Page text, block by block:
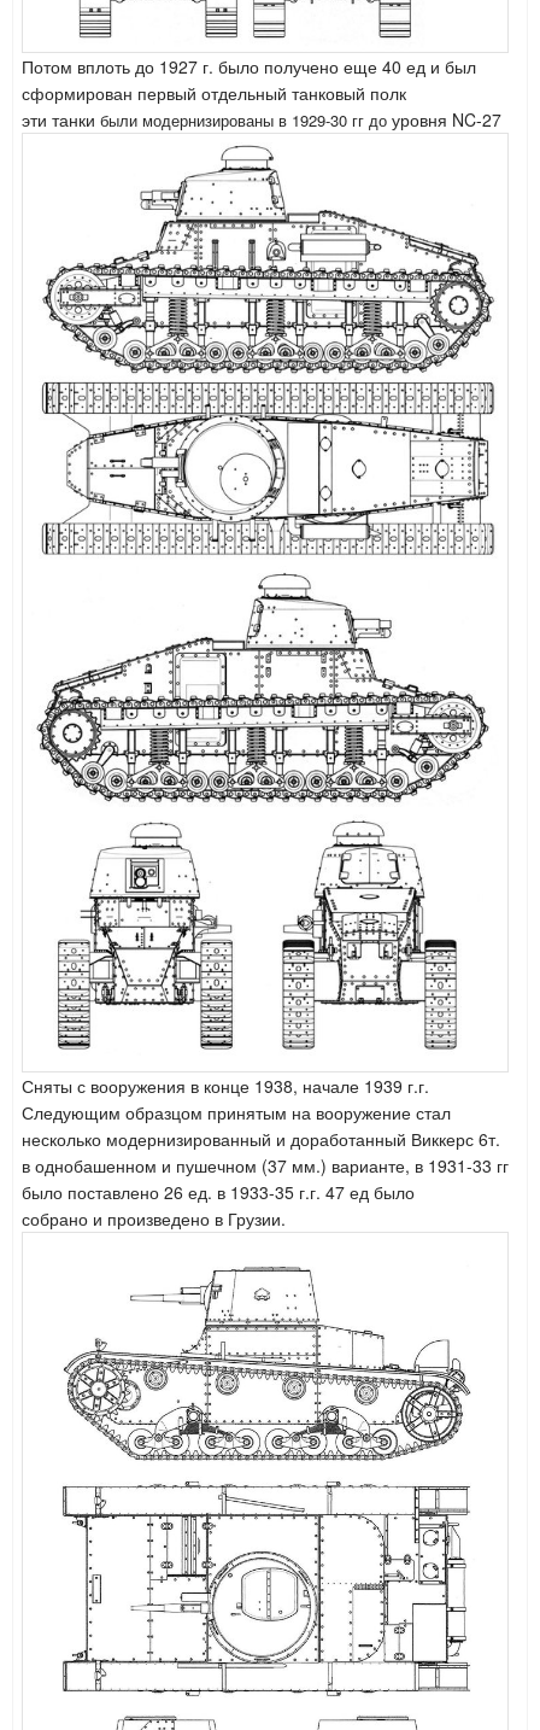
Потом вплоть до 1927 г. было получено еще 40 ед и был
сформирован первый отдельный танковый полк
эти танки были модернизированы в 1929-30 гг до уровня NC-27
Сняты с вооружения в конце 1938, начале 1939 г.г.
Следующим образцом принятым на вооружение стал
несколько модернизированный и доработанный Виккерс 6т.
в однобашенном и пушечном (37 мм.) варианте, в 1931-33 гг
было поставлено 26 ед. в 1933-35 г.г. 47 ед было
собрано и произведено в Грузии.